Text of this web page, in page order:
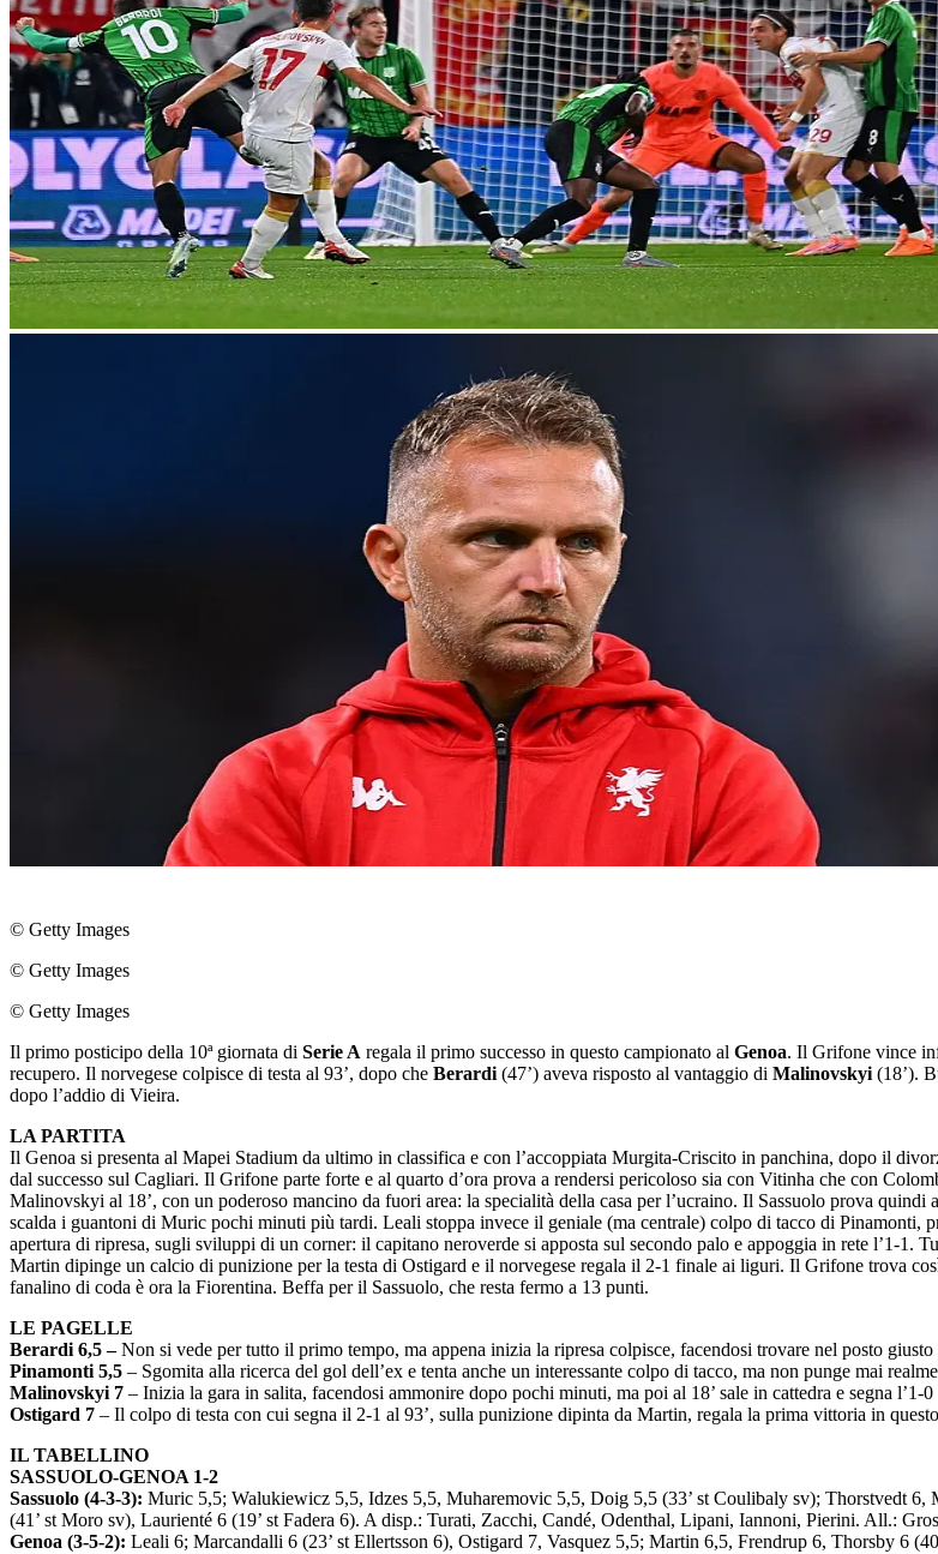
© Getty Images
© Getty Images
© Getty Images
Il primo posticipo della 10ª giornata di Serie A regala il primo successo in questo campionato al Genoa. Il Grifone vince
recupero. Il norvegese colpisce di testa al 93’, dopo che Berardi (47’) aveva risposto al vantaggio di Malinovskyi (18’).
dopo l’addio di Vieira.
LA PARTITA
Il Genoa si presenta al Mapei Stadium da ultimo in classifica e con l’accoppiata Murgita-Criscito in panchina, dopo il
dal successo sul Cagliari. Il Grifone parte forte e al quarto d’ora prova a rendersi pericoloso sia con Vitinha che con
Malinovskyi al 18’, con un poderoso mancino da fuori area: la specialità della casa per l’ucraino. Il Sassuolo prova
scalda i guantoni di Muric pochi minuti più tardi. Leali stoppa invece il geniale (ma centrale) colpo di tacco di Pinamonti,
apertura di ripresa, sugli sviluppi di un corner: il capitano neroverde si apposta sul secondo palo e appoggia in rete l’1-1.
Martin dipinge un calcio di punizione per la testa di Ostigard e il norvegese regala il 2-1 finale ai liguri. Il Grifone trova
fanalino di coda è ora la Fiorentina. Beffa per il Sassuolo, che resta fermo a 13 punti.
LE PAGELLE
Berardi 6,5 –Non si vede per tutto il primo tempo, ma appena inizia la ripresa colpisce, facendosi trovare nel posto
Pinamonti 5,5 – Sgomita alla ricerca del gol dell’ex e tenta anche un interessante colpo di tacco, ma non punge mai
Malinovskyi 7 – Inizia la gara in salita, facendosi ammonire dopo pochi minuti, ma poi al 18’ sale in cattedra e segna
Ostigard 7 – Il colpo di testa con cui segna il 2-1 al 93’, sulla punizione dipinta da Martin, regala la prima vittoria in
IL TABELLINO
SASSUOLO-GENOA 1-2
Sassuolo (4-3-3): Muric 5,5; Walukiewicz 5,5, Idzes 5,5, Muharemovic 5,5, Doig 5,5 (33’ st Coulibaly sv); Thorstvedt
(41’ st Moro sv), Laurienté 6 (19’ st Fadera 6). A disp.: Turati, Zacchi, Candé, Odenthal, Lipani, Iannoni, Pierini. All.:
Genoa (3-5-2): Leali 6; Marcandalli 6 (23’ st Ellertsson 6), Ostigard 7, Vasquez 5,5; Martin 6,5, Frendrup 6, Thorsby 6